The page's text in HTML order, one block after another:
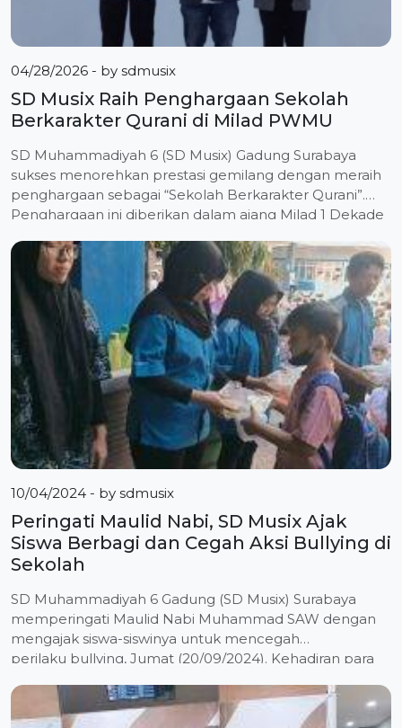
04/28/2026 - by sdmusix
SD Musix Raih Penghargaan Sekolah
Berkarakter Qurani di Milad PWMU
SD Muhammadiyah 6 (SD Musix) Gadung Surabaya
sukses menorehkan prestasi gemilang dengan meraih
penghargaan sebagai “Sekolah Berkarakter Qurani”.
Penghargaan ini diberikan dalam ajang Milad 1 Dekade
Sidoarjo (UMSIDA), Sabtu (25/4/2026). Gelaran
peringatan sepuluh tahun media pencerahan tersebut
menjadi momen apresiasi bagi sejumlah tokoh
berpengaruh, amal usaha pendidikan, perguruan tinggi,
[…]
10/04/2024 - by sdmusix
Peringati Maulid Nabi, SD Musix Ajak
Siswa Berbagi dan Cegah Aksi Bullying di
Sekolah
SD Muhammadiyah 6 Gadung (SD Musix) Surabaya
memperingati Maulid Nabi Muhammad SAW dengan
mengajak siswa-siswinya untuk mencegah
perilaku bullying, Jumat (20/09/2024). Kehadiran para
biasanya. Mereka tidak mengenakan seragam sekolah,
melainkan mengenakan busana Muslim dan